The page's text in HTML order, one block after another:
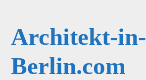
Architekt-in-
Berlin.com